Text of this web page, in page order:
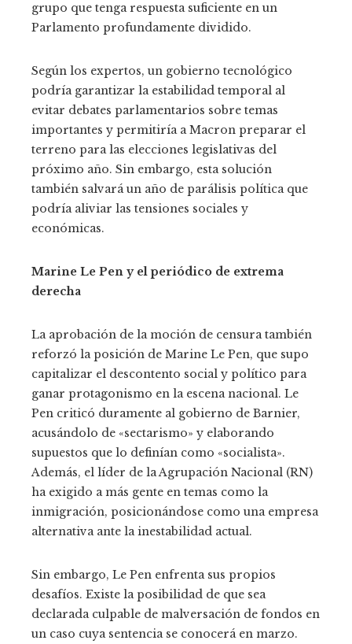
grupo que tenga respuesta suficiente en un
Parlamento profundamente dividido.
Según los expertos, un gobierno tecnológico
podría garantizar la estabilidad temporal al
evitar debates parlamentarios sobre temas
importantes y permitiría a Macron preparar el
terreno para las elecciones legislativas del
próximo año. Sin embargo, esta solución
también salvará un año de parálisis política que
podría aliviar las tensiones sociales y
económicas.
Marine Le Pen y el periódico de extrema
derecha
La aprobación de la moción de censura también
reforzó la posición de Marine Le Pen, que supo
capitalizar el descontento social y político para
ganar protagonismo en la escena nacional. Le
Pen criticó duramente al gobierno de Barnier,
acusándolo de «sectarismo» y elaborando
supuestos que lo definían como «socialista».
Además, el líder de la Agrupación Nacional (RN)
ha exigido a más gente en temas como la
inmigración, posicionándose como una empresa
alternativa ante la inestabilidad actual.
Sin embargo, Le Pen enfrenta sus propios
desafíos. Existe la posibilidad de que sea
declarada culpable de malversación de fondos en
un caso cuya sentencia se conocerá en marzo.